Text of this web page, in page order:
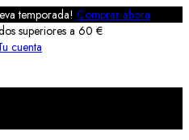
temporada! Comprar ahora
superiores a 60 €
cuenta